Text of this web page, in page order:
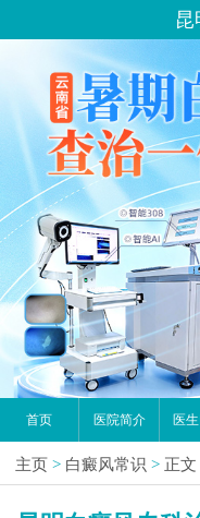
首页 医院简介 医
主页 > 白癜风常识 > 正文